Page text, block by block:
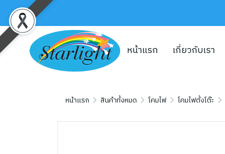
หน้าแรก เกี่ยวกับเรา
หน้าแรก สินค้าทั้งหมด โคมไฟ โคมไฟตั้งโต๊ะ